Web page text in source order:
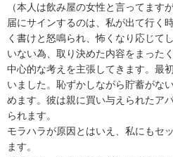
（本人は飲み屋の女性と言ってます
届にサインするのは、私が出て行く
く書けと怒鳴られ、怖くなり応じて
いない為、取り決めた内容をまった
中心的な考えを主張してきます。最
いました。恥ずかしながら貯蓄がな
めます。彼は親に買い与えられたア
られます。
モラハラが原因とはいえ、私にもセ
ます。